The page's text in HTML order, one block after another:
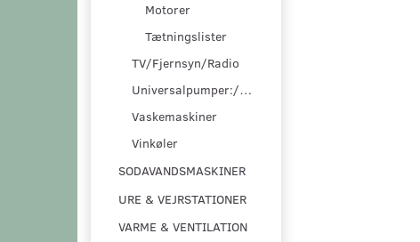
Motorer
Tætningslister
TV/Fjernsyn/Radio
Universalpumper:/pumpesæt
Vaskemaskiner
Vinkøler
SODAVANDSMASKINER
URE & VEJRSTATIONER
VARME & VENTILATION